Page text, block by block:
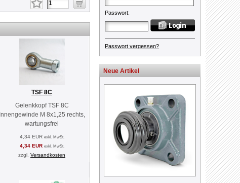
TSF 8C
Gelenkkopf TSF 8C
Innengewinde M 8x1,25 rechts,
wartungsfrei
4,34 EUR exkl. MwSt.
4,34 EUR exkl. MwSt.
zzgl. Versandkosten
Passwort:
Passwort vergessen?
Neue Artikel